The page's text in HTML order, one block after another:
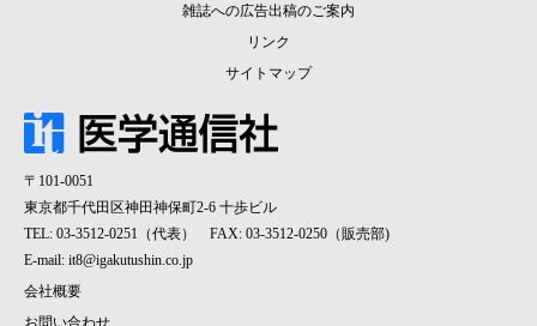
雑誌への広告出稿のご案内
リンク
サイトマップ
〒101-0051
東京都千代田区神田神保町2-6 十歩ビル
TEL: 03-3512-0251（代表） FAX: 03-3512-0250（販売部)
E-mail: it8@igakutushin.co.jp
会社概要
お問い合わせ